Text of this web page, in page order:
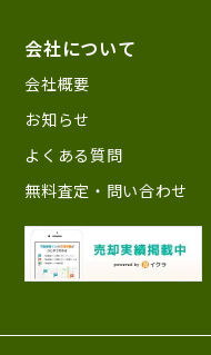
会社について
会社概要
お知らせ
よくある質問
無料査定・問い合わせ